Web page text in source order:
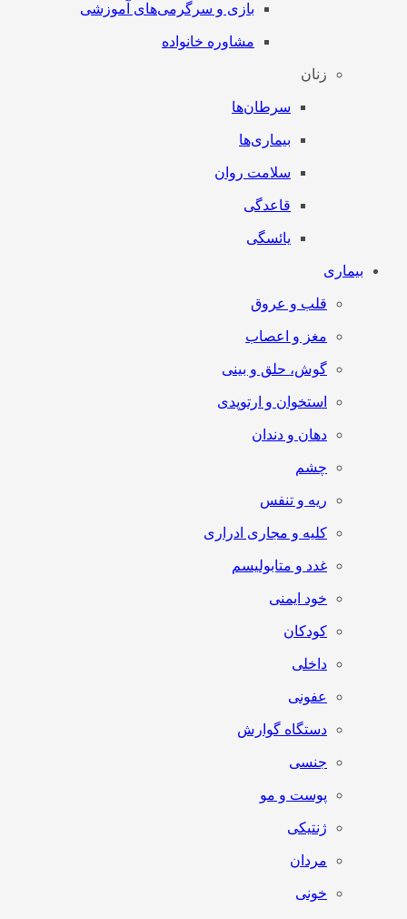
بازی و سرگرمی‌های آموزشی
مشاوره خانواده
زنان
سرطان‌‌ها
بیماری‌ها
سلامت روان
قاعدگی
یائسگی
بیماری
قلب و عروق
مغز و اعصاب
گوش، حلق و بینی
استخوان و ارتوپدی
دهان و دندان
چشم
ریه و تنفس
کلیه و مجاری ادراری
غدد و متابولیسم
خود ایمنی
کودکان
داخلی
عفونی
دستگاه گوارش
جنسی
پوست و مو
ژنتیکی
مردان
خونی